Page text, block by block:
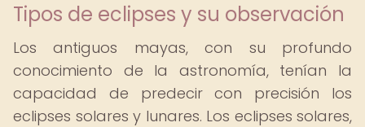
Tipos de eclipses y su observación
Los antiguos mayas, con su profundo
conocimiento de la astronomía, tenían la
capacidad de predecir con precisión los
eclipses solares y lunares. Los eclipses solares,